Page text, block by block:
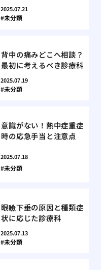
2025.07.21
未分類
背中の痛みどこへ相談？
最初に考えるべき診療科
2025.07.19
未分類
意識がない！熱中症重症
時の応急手当と注意点
2025.07.18
未分類
眼瞼下垂の原因と種類症
状に応じた診療科
2025.07.13
未分類